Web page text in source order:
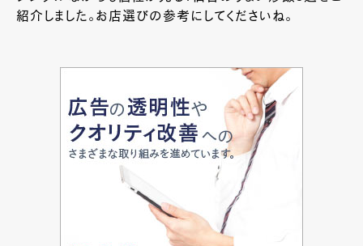
紹介しました。お店選びの参考にしてくださいね。